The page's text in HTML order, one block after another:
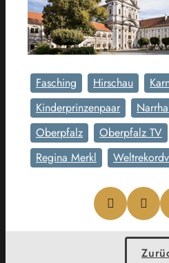
Fasching Hirschau
Kinderprinzenpaar
Oberpfalz
Oberpfalz TV
Regina Merkl